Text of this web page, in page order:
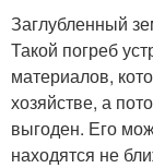
Заглубленный
Такой погреб
материалов,
хозяйстве, а
выгоден. Его
находятся не